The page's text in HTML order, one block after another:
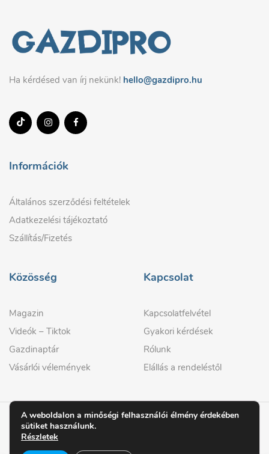
Ha kérdésed van írj nekünk! hello@gazdipro.hu
Információk
Általános szerződési feltételek
Adatkezelési tájékoztató
Szállítás/Fizetés
Közösség
Magazin
Videók – Tiktok
Gazdinaptár
Vásárlói vélemények
Kapcsolat
Kapcsolatfelvétel
Gyakori kérdések
Rólunk
Elállás a rendeléstől
A weboldalon a minőségi felhasználói élmény érdekében
sütiket használunk.
Részletek